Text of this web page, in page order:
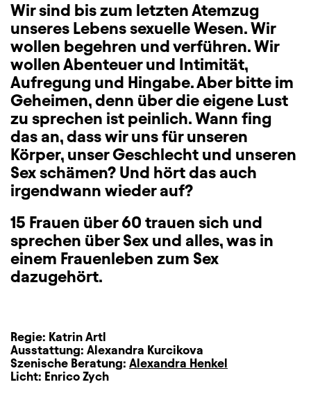
Wir sind bis zum letzten Atemzug
unseres Lebens sexuelle Wesen. Wir
wollen begehren und verführen. Wir
wollen Abenteuer und Intimität,
Aufregung und Hingabe. Aber bitte im
Geheimen, denn über die eigene Lust
zu sprechen ist peinlich. Wann fing
das an, dass wir uns für unseren
Körper, unser Geschlecht und unseren
Sex schämen? Und hört das auch
irgendwann wieder auf?
15 Frauen über 60 trauen sich und
sprechen über Sex und alles, was in
einem Frauenleben zum Sex
dazugehört.
Regie: Katrin Artl
Ausstattung: Alexandra Kurcikova
Szenische Beratung: Alexandra Henkel
Licht: Enrico Zych